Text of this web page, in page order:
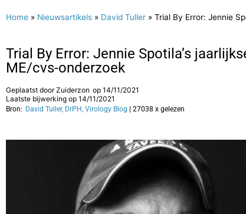
Home » Nieuwsartikels » David Tuller » Trial By Error: Jennie
Trial By Error: Jennie Spotila’s
ME/cvs-onderzoek
Geplaatst doorZuiderzon op 14/11/2021
Laatste bijwerking op 14/11/2021
Bron: David Tuller, DrPH, Virology Blog | 27038 x gelezen